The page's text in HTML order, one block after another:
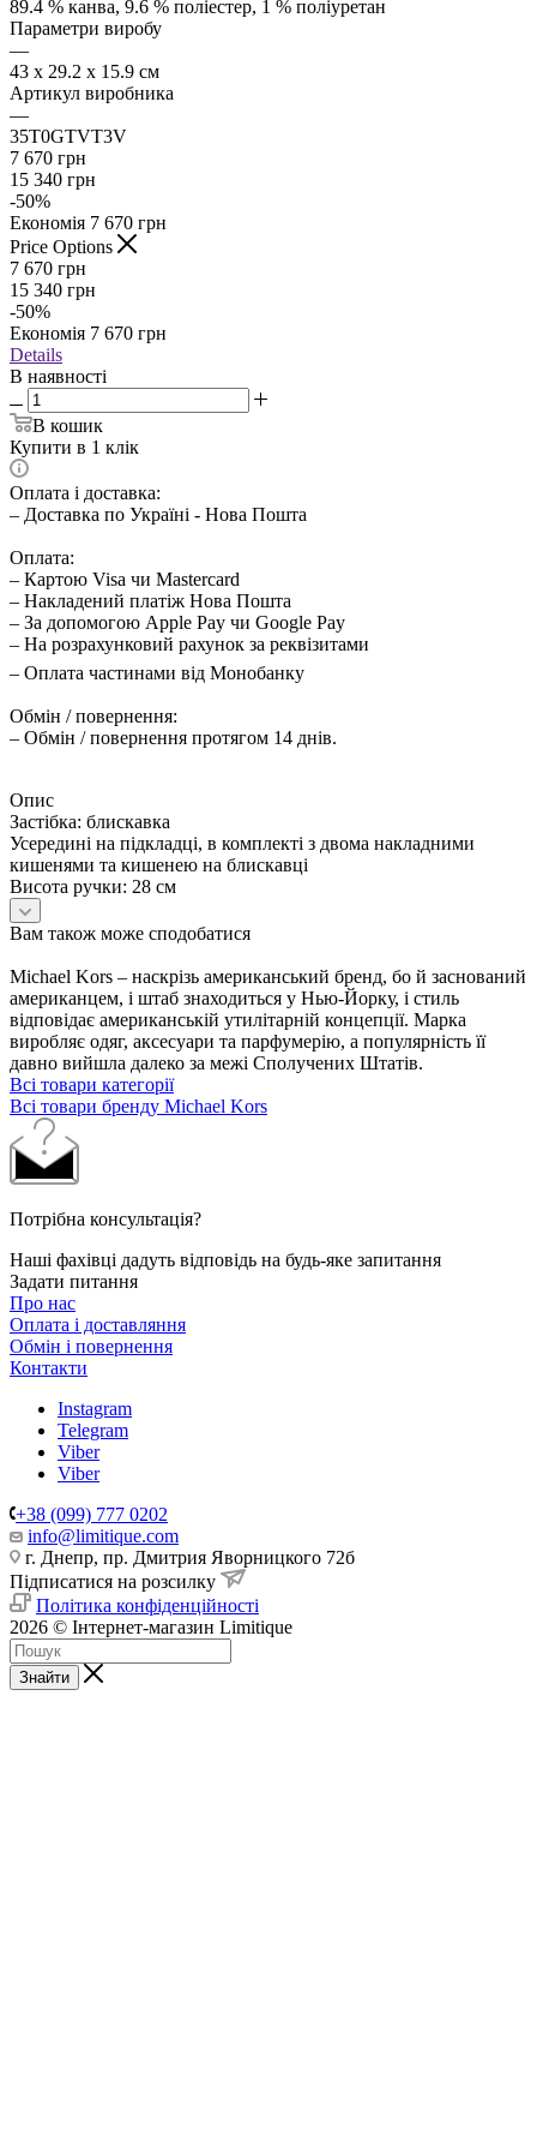
89.4 % канва, 9.6 % поліестер, 1 % поліуретан
Параметри виробу
—
43 x 29.2 x 15.9 см
Артикул виробника
—
35T0GTVT3V
7 670 грн
15 340 грн
-50%
Економія 7 670 грн
Price Options
7 670 грн
15 340 грн
-50%
Економія 7 670 грн
Details
В наявності
В кошик
Купити в 1 клік
Оплата і доставка:
– Доставка по Україні - Нова Пошта
Оплата:
– Картою Visa чи Mastercard
– Накладений платіж Нова Пошта
– За допомогою Apple Pay чи Google Pay
– На розрахунковий рахунок за реквізитами
– Оплата частинами від Монобанку
Обмін / повернення:
– Обмін / повернення протягом 14 днів.
Опис
Застібка: блискавка
Усередині на підкладці, в комплекті з двома накладними
кишенями та кишенею на блискавці
Висота ручки: 28 см
Вам також може сподобатися
Michael Kors – наскрізь американський бренд, бо й заснований
американцем, і штаб знаходиться у Нью-Йорку, і стиль
відповідає американській утилітарній концепції. Марка
виробляє одяг, аксесуари та парфумерію, а популярність її
давно вийшла далеко за межі Сполучених Штатів.
Всі товари категорії
Всі товари бренду Michael Kors
Потрібна консультація?
Наші фахівці дадуть відповідь на будь-яке запитання
Задати питання
Про нас
Оплата і доставляння
Обмін і повернення
Контакти
Instagram
Telegram
Viber
Viber
+38 (099) 777 0202
info@limitique.com
г. Днепр, пр. Дмитрия Яворницкого 72б
Підписатися на розсилку
Політика конфіденційності
2026 © Інтернет-магазин Limitique
Знайти